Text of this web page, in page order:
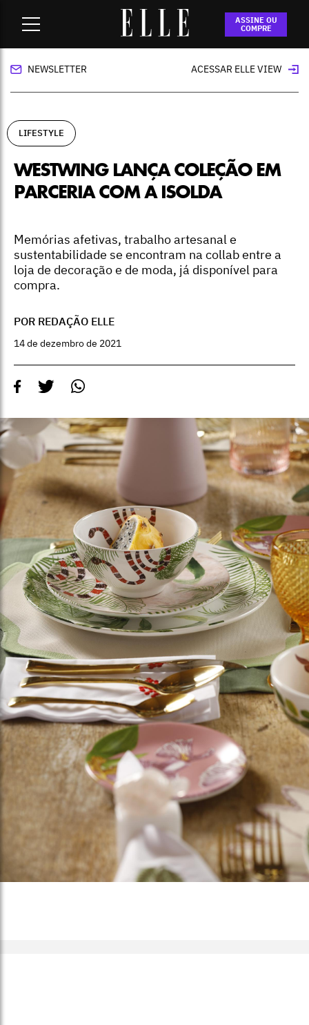
ASSINE OU
COMPRE
Westwing lança coleção em parceria com a
Isolda
NEWSLETTER ACESSAR ELLE VIEW
LIFESTYLE
WESTWING LANÇA COLEÇÃO EM
PARCERIA COM A ISOLDA
Memórias afetivas, trabalho artesanal e
sustentabilidade se encontram na collab entre a
loja de decoração e de moda, já disponível para
compra.
POR REDAÇÃO ELLE
14 de dezembro de 2021